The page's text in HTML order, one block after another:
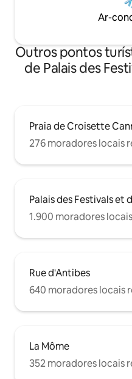
Ar-
Outros pontos
de Palais des
Praia de Croisette
276 moradores locais
Palais des Festivals et
1.900 moradores
Rue d'Antibes
640 moradores locais
La Môme
352 moradores locais